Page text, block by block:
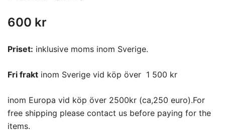
600 kr
Priset: inklusive moms inom Sverige.
Fri frakt inom Sverige vid köp över 1 500 kr
inom Europa vid köp över 2500kr (ca,250 euro).For
free shipping please contact us before paying for the
items.